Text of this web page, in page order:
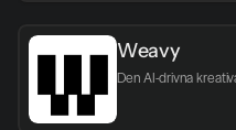
Weavy
Den AI-drivna